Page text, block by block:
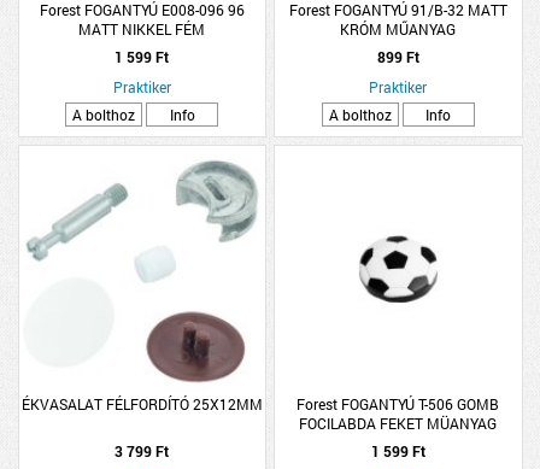
Forest FOGANTYÚ E008-096 96
MATT NIKKEL FÉM
1 599 Ft
Praktiker
A bolthoz
Info
Forest FOGANTYÚ 91/B-32 MATT
KRÓM MŰANYAG
899 Ft
Praktiker
A bolthoz
Info
ÉKVASALAT FÉLFORDÍTÓ 25X12MM
3 799 Ft
Forest FOGANTYÚ T-506 GOMB
FOCILABDA FEKET MÜANYAG
1 599 Ft